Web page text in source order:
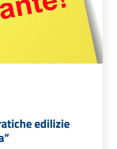
edilizie